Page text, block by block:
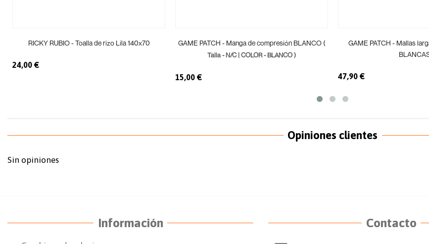
RICKY RUBIO - Toalla de rizo Lila 140x70
24,00 €
GAME PATCH - Manga de compresión BLANCO (
Talla - N/C | COLOR - BLANCO )
15,00 €
GAME PATCH - Mallas
47,90 €
Opiniones clientes
Sin opiniones
Información Contacto